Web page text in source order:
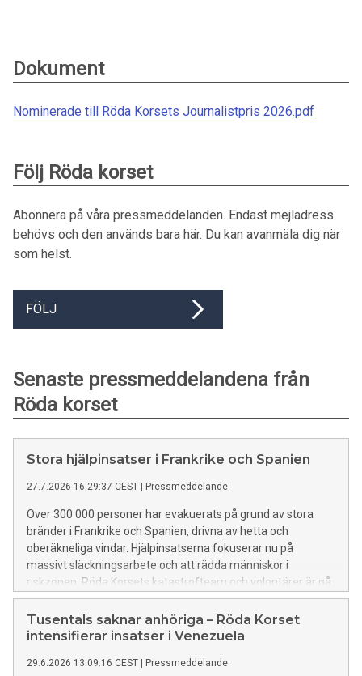
Dokument
Nominerade till Röda Korsets Journalistpris 2026.pdf
Följ Röda korset
Abonnera på våra pressmeddelanden. Endast mejladress
behövs och den används bara här. Du kan avanmäla dig när
som helst.
FÖLJ
Senaste pressmeddelandena från
Röda korset
Stora hjälpinsatser i Frankrike och Spanien
27.7.2026 16:29:37 CEST Pressmeddelande
Över 300 000 personer har evakuerats på grund av stora
bränder i Frankrike och Spanien, drivna av hetta och
oberäkneliga vindar. Hjälpinsatserna fokuserar nu på
massivt släckningsarbete och att rädda människor i
riskzonen. Röda Korsets katastrofteam och volontärer är på
plats i bägge länder.
Tusentals saknar anhöriga – Röda Korset
intensifierar insatser i Venezuela
29.6.2026 13:09:16 CEST Pressmeddelande